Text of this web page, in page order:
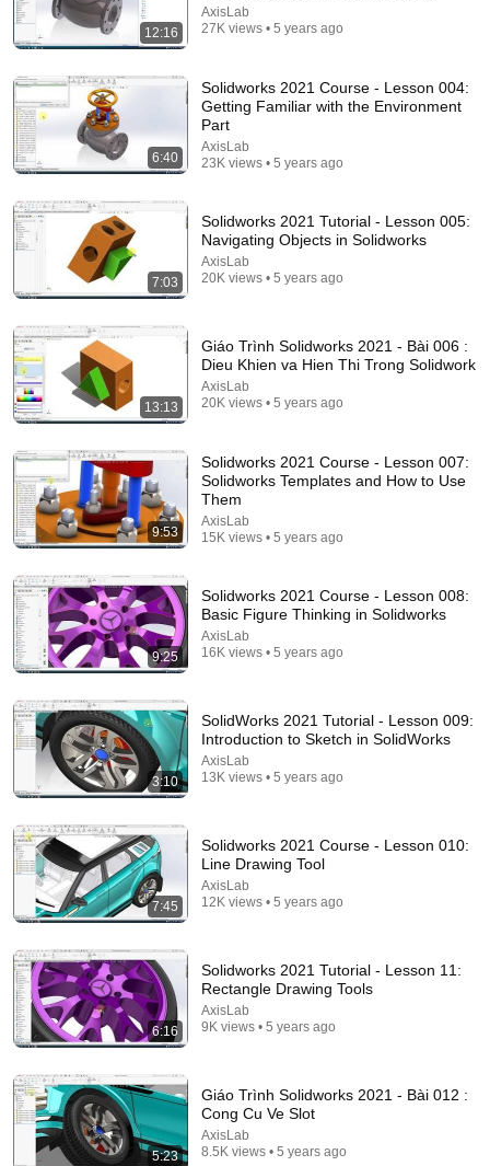
Solidworks 2021 Course - Lesson 002: Restore
storage and Open Work File in Solidworks
AxisLab •
SOLIDWORKS Tutorial For Beginners |
SOLIDWORKS 2024
CAD & Sorcery 47K views
DRAWING TUTORIAL - LESSON 1
NGUYỄN PHÚ QUỐC TN • 169K views
12:16
AxisLab
27K views • 5 years ago
6:40
Solidworks 2021 Course - Lesson 004:
Getting Familiar with the Environment
Part
AxisLab
23K views • 5 years ago
7:03
Solidworks 2021 Tutorial - Lesson 005:
Navigating Objects in Solidworks
AxisLab
20K views • 5 years ago
13:13
Giáo Trình Solidworks 2021 - Bài 006 :
Dieu Khien va Hien Thi Trong Solidwork
AxisLab
20K views • 5 years ago
9:53
Solidworks 2021 Course - Lesson 007:
Solidworks Templates and How to Use
Them
AxisLab
15K views • 5 years ago
9:25
Solidworks 2021 Course - Lesson 008:
Basic Figure Thinking in Solidworks
AxisLab
16K views • 5 years ago
3:10
SolidWorks 2021 Tutorial - Lesson 009:
Introduction to Sketch in SolidWorks
AxisLab
13K views • 5 years ago
7:45
Solidworks 2021 Course - Lesson 010:
Line Drawing Tool
AxisLab
12K views • 5 years ago
6:16
Solidworks 2021 Tutorial - Lesson 11:
Rectangle Drawing Tools
AxisLab
9K views • 5 years ago
5:23
Giáo Trình Solidworks 2021 - Bài 012 :
Cong Cu Ve Slot
AxisLab
8.5K views • 5 years ago